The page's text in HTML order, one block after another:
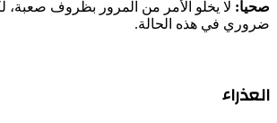
صحياً: لا يخلو الأمر من المرور بظروف صعبة،
ضروري في هذه الحالة.
العذراء